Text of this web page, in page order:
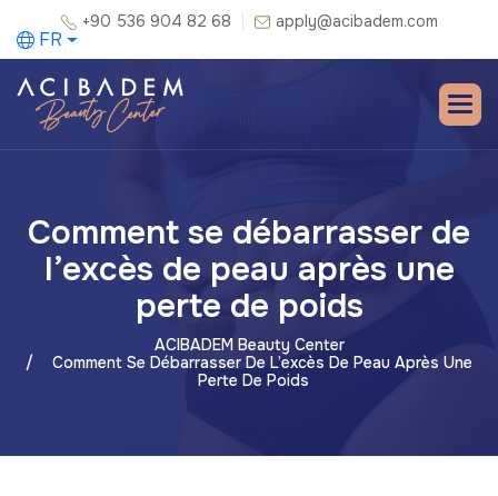
+90 536 904 82 68 apply@acibadem.com
FR
Comment se débarrasser de
l’excès de peau après une
perte de poids
ACIBADEM Beauty Center
Comment Se Débarrasser De L’excès De Peau Après Une
Perte De Poids